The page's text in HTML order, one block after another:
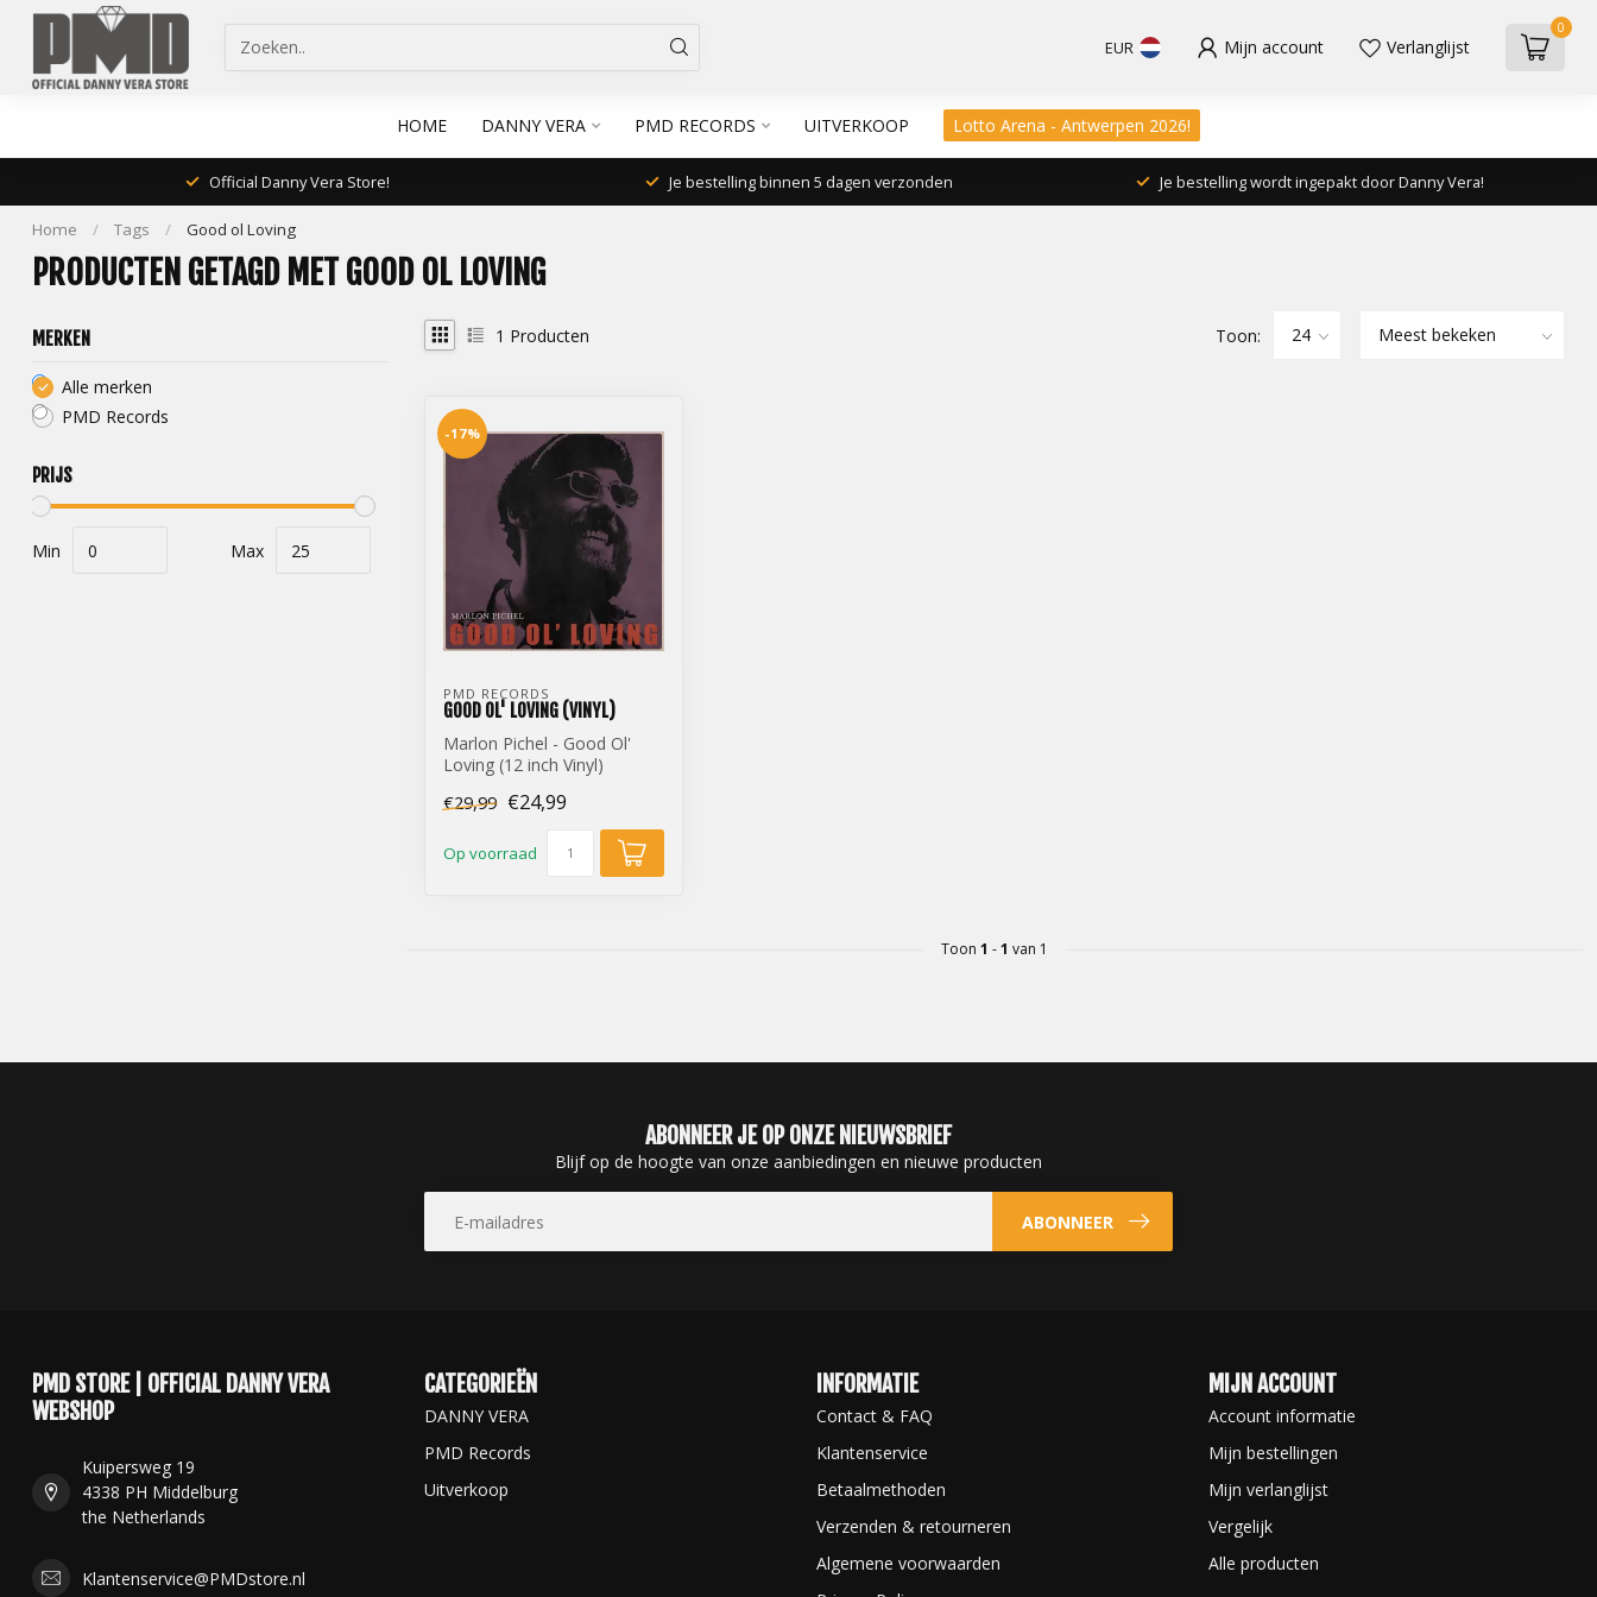
EUR Mijn account Verlanglijst
0
HOME DANNY VERA PMD RECORDS UITVERKOOP Lotto Arena - Antwerpen 2026!
Official Danny Vera Store! Je bestelling binnen 5 dagen verzonden Je bestelling wordt ingepakt door Danny Vera!
Home / Tags / Good ol Loving
PRODUCTEN GETAGD MET GOOD OL LOVING
MERKEN
Alle merken
PMD Records
PRIJS
Min Max
1 Producten Toon:
-17%
PMD RECORDS
GOOD OL' LOVING (VINYL)
Marlon Pichel - Good Ol'
Loving (12 inch Vinyl)
€29,99 €24,99
Op voorraad
Toon 1 -1 van 1
ABONNEER JE OP ONZE NIEUWSBRIEF
Blijf op de hoogte van onze aanbiedingen en nieuwe producten
ABONNEER
PMD STORE | OFFICIAL DANNY VERA
WEBSHOP
Kuipersweg 19
4338 PH Middelburg
the Netherlands
Klantenservice@PMDstore.nl
CATEGORIEËN
DANNY VERA
PMD Records
Uitverkoop
INFORMATIE
Contact & FAQ
Klantenservice
Betaalmethoden
Verzenden & retourneren
Algemene voorwaarden
MIJN ACCOUNT
Account informatie
Mijn bestellingen
Mijn verlanglijst
Vergelijk
Alle producten